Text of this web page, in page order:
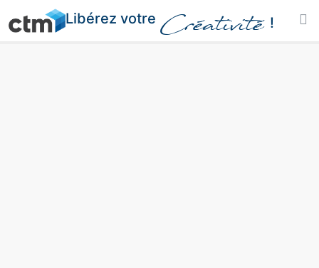
Libérez votre Créativité !